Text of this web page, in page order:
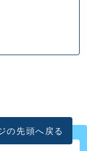
の先頭へ戻る